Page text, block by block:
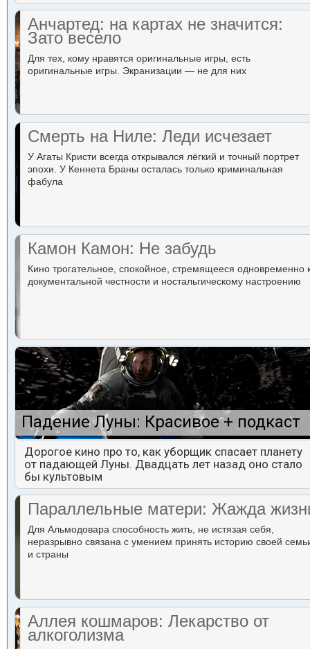
Анчартед: на картах не значится:
Зато весело
Для тех, кому нравятся оригинальные игры, есть
оригинальные игры. Экранизации — не для них
Смерть на Ниле: Леди исчезает
У Агаты Кристи всегда открывался лёгкий и точный портрет
эпохи. У Кеннета Браны осталась только криминальная
фабула
Камон Камон: Не забудь
Кино трогательное, спокойное, стремящееся одновременно
документальной честности и ностальгическому настроению
Падение Луны: Красивое + подкаст
Дорогое кино про то, как уборщик спасает планету
от падающей Луны. Двадцать лет назад оно стало
бы культовым
Параллельные матери: Жажда
Для Альмодовара способность жить, не истязая себя,
неразрывно связана с умением принять историю своей
и страны
Аллея кошмаров: Лекарство от
алкоголизма